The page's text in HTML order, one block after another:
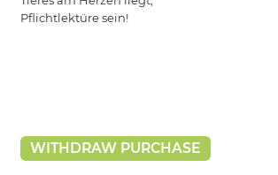
Pflichtlektüre sein!
WITHDRAW PURCHASE